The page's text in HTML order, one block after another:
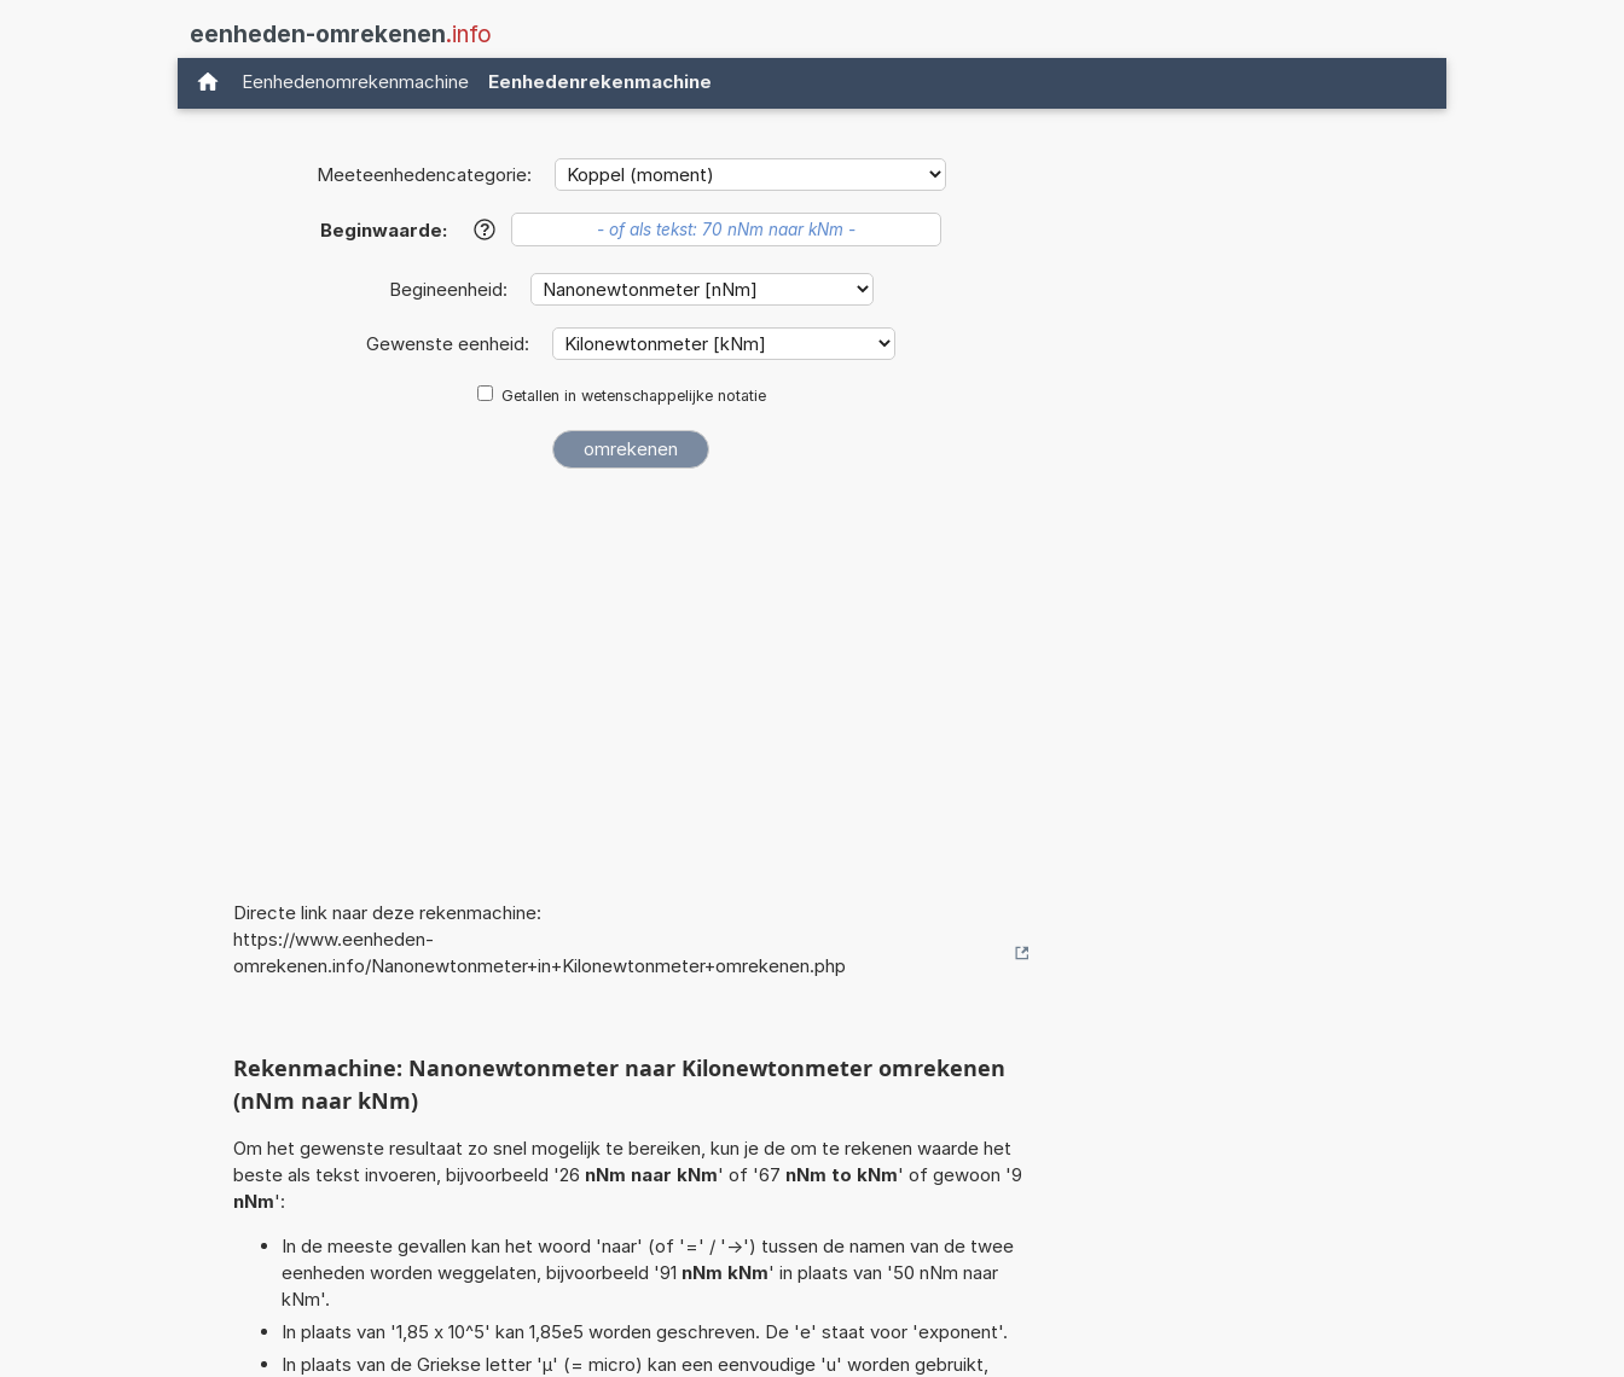
eenheden-omrekenen.info
Eenhedenomrekenmachine Eenhedenrekenmachine
Meeteenhedencategorie:
Beginwaarde: ?
Begineenheid:
Gewenste eenheid:
Getallen in wetenschappelijke notatie
Directe link naar deze rekenmachine:
https://www.eenheden-
omrekenen.info/Nanonewtonmeter+in+Kilonewtonmeter+omrekenen.php
Rekenmachine: Nanonewtonmeter naar Kilonewtonmeter omrekenen
(nNm naar kNm)
Om het gewenste resultaat zo snel mogelijk te bereiken, kun je de om te rekenen waarde het
beste als tekst invoeren, bijvoorbeeld '26 nNm naar kNm' of '67 nNm to kNm' of gewoon '9
nNm':
In de meeste gevallen kan het woord 'naar' (of '=' / '->') tussen de namen van de twee
eenheden worden weggelaten, bijvoorbeeld '91 nNm kNm' in plaats van '50 nNm naar
kNm'.
In plaats van '1,85 x 10^5' kan 1,85e5 worden geschreven. De 'e' staat voor 'exponent'.
In plaats van de Griekse letter 'µ' (= micro) kan een eenvoudige 'u' worden gebruikt,